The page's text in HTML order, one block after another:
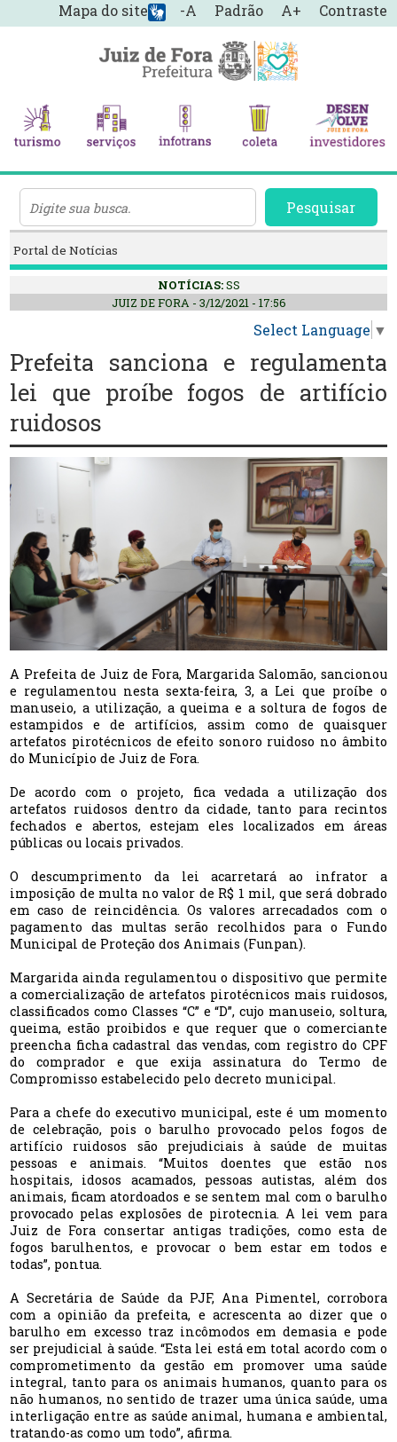
-A Padrão A+ Contraste
Mapa do site
Pesquisar
Portal de Notícias
NOTÍCIAS:SS
JUIZ DE FORA - 3/12/2021 - 17:56
Select Language ▼
Prefeita sanciona e regulamenta
lei que proíbe fogos de artifício
ruidosos
A Prefeita de Juiz de Fora, Margarida Salomão, sancionou
e regulamentou nesta sexta-feira, 3, a Lei que proíbe o
manuseio, a utilização, a queima e a soltura de fogos de
estampidos e de artifícios, assim como de quaisquer
artefatos pirotécnicos de efeito sonoro ruidoso no âmbito
do Município de Juiz de Fora.
De acordo com o projeto, fica vedada a utilização dos
artefatos ruidosos dentro da cidade, tanto para recintos
fechados e abertos, estejam eles localizados em áreas
públicas ou locais privados.
O descumprimento da lei acarretará ao infrator a
imposição de multa no valor de R$ 1 mil, que será dobrado
em caso de reincidência. Os valores arrecadados com o
pagamento das multas serão recolhidos para o Fundo
Municipal de Proteção dos Animais (Funpan).
Margarida ainda regulamentou o dispositivo que permite
a comercialização de artefatos pirotécnicos mais ruidosos,
classificados como Classes “C” e “D”, cujo manuseio, soltura,
queima, estão proibidos e que requer que o comerciante
preencha ficha cadastral das vendas, com registro do CPF
do comprador e que exija assinatura do Termo de
Compromisso estabelecido pelo decreto municipal.
Para a chefe do executivo municipal, este é um momento
de celebração, pois o barulho provocado pelos fogos de
artifício ruidosos são prejudiciais à saúde de muitas
pessoas e animais. “Muitos doentes que estão nos
hospitais, idosos acamados, pessoas autistas, além dos
animais, ficam atordoados e se sentem mal com o barulho
provocado pelas explosões de pirotecnia. A lei vem para
Juiz de Fora consertar antigas tradições, como esta de
fogos barulhentos, e provocar o bem estar em todos e
todas”, pontua.
A Secretária de Saúde da PJF, Ana Pimentel, corrobora
com a opinião da prefeita, e acrescenta ao dizer que o
barulho em excesso traz incômodos em demasia e pode
ser prejudicial à saúde. “Esta lei está em total acordo com o
comprometimento da gestão em promover uma saúde
integral, tanto para os animais humanos, quanto para os
não humanos, no sentido de trazer uma única saúde, uma
interligação entre as saúde animal, humana e ambiental,
tratando-as como um todo”, afirma.